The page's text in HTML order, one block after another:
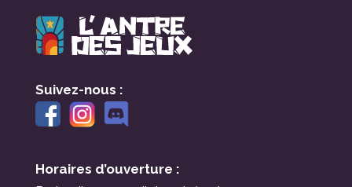
Suivez-nous :
Horaires d’ouverture :